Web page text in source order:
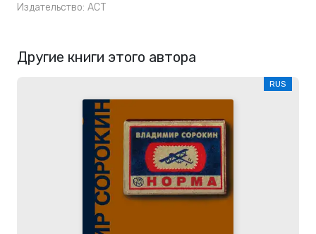
Издательство: АСТ
Другие книги этого автора
RUS